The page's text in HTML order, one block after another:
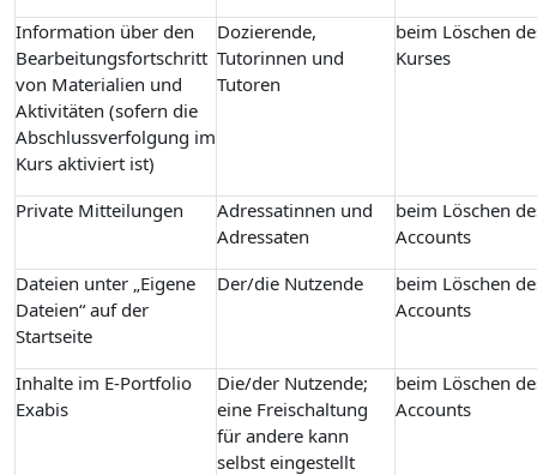
Information über den
Bearbeitungsfortschritt
von Materialien und
Aktivitäten (sofern die
Abschlussverfolgung im
Kurs aktiviert ist)
Dozierende,
Tutorinnen und
Tutoren
beim Löschen
Kurses
Private Mitteilungen
Adressatinnen und
Adressaten
beim Löschen
Accounts
Dateien unter „Eigene
Dateien“ auf der
Startseite
Der/die Nutzende
beim Löschen
Accounts
Inhalte im E-Portfolio
Exabis
Die/der Nutzende;
eine Freischaltung
für andere kann
selbst eingestellt
beim Löschen
Accounts